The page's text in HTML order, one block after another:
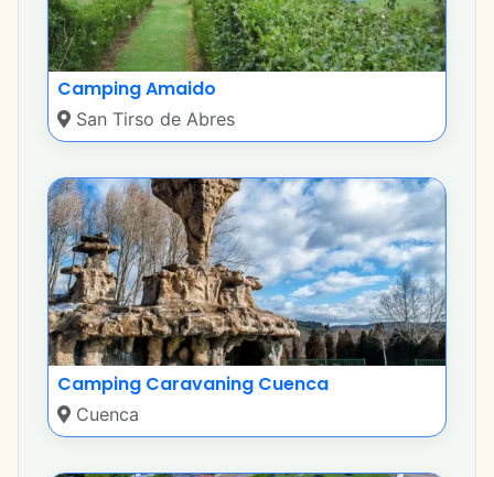
Camping Amaido
San Tirso de Abres
Camping Caravaning Cuenca
Cuenca